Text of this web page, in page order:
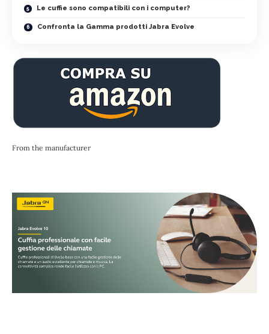
Le cuffie sono compatibili con i computer?
Confronta la Gamma prodotti Jabra Evolve
From the manufacturer